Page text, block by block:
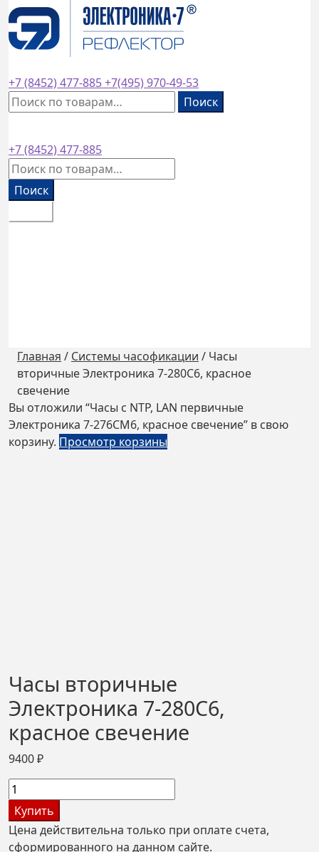
+7 (8452) 477-885+7(495) 970-49-53
Искать:
Поиск
+7 (8452) 477-885
Искать:
Поиск
Главная / Системы часофикации / Часы
вторичные Электроника 7-280С6, красное
свечение
Вы отложили “Часы с NTP, LAN первичные
Электроника 7-276СМ6, красное свечение” в свою
корзину. Просмотр корзины
Часы вторичные
Электроника 7-280С6,
красное свечение
9400₽
Количество
товара
Часы
вторичные
Купить
Цена действительна только при оплате счета,
сформированного на данном сайте.